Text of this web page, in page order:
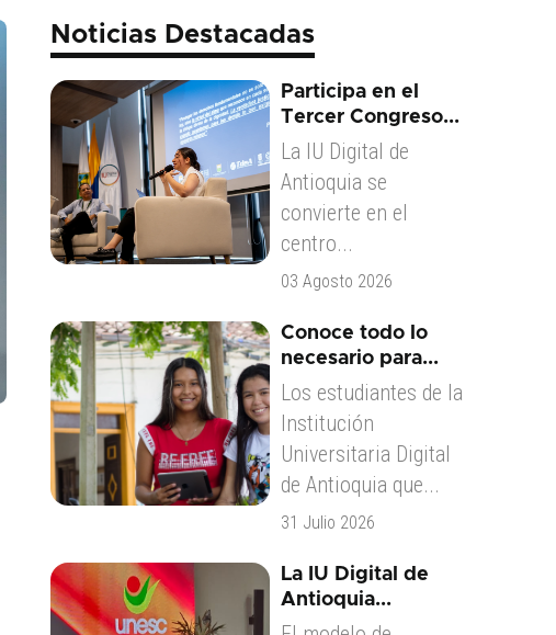
Noticias Destacadas
Participa en el
Tercer Congreso...
La IU Digital de
Antioquia se
convierte en el
centro...
03 Agosto 2026
Conoce todo lo
necesario para...
Los estudiantes de la
Institución
Universitaria Digital
de Antioquia que...
31 Julio 2026
La IU Digital de
Antioquia...